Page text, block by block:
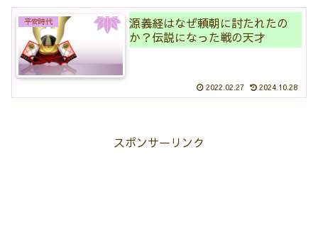
平安時代
源義経はなぜ頼朝に討たれたの
か？伝説になった戦の天才
2022.02.27 2024.10.28
スポンサーリンク